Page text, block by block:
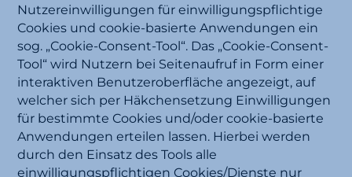
Nutzereinwilligungen für einwilligungspflichtige
Cookies und cookie-basierte Anwendungen ein
sog. „Cookie-Consent-Tool“. Das „Cookie-Consent-
Tool“ wird Nutzern bei Seitenaufruf in Form einer
interaktiven Benutzeroberfläche angezeigt, auf
welcher sich per Häkchensetzung Einwilligungen
für bestimmte Cookies und/oder cookie-basierte
Anwendungen erteilen lassen. Hierbei werden
durch den Einsatz des Tools alle
einwilligungspflichtigen Cookies/Dienste nur